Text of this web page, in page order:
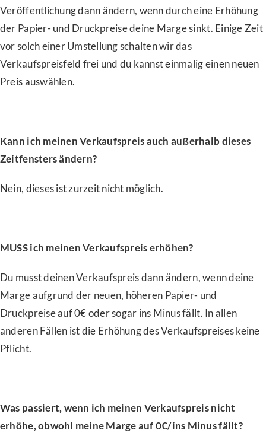
Veröffentlichung dann ändern, wenn durch eine Erhöhung
der Papier- und Druckpreise deine Marge sinkt. Einige Zeit
vor solch einer Umstellung schalten wir das
Verkaufspreisfeld frei und du kannst einmalig einen neuen
Preis auswählen.
Kann ich meinen Verkaufspreis auch außerhalb dieses
Zeitfensters ändern?
Nein, dieses ist zurzeit nicht möglich.
MUSS ich meinen Verkaufspreis erhöhen?
Du musstdeinen Verkaufspreis dann ändern, wenn deine
Marge aufgrund der neuen, höheren Papier- und
Druckpreise auf 0€ oder sogar ins Minus fällt. In allen
anderen Fällen ist die Erhöhung des Verkaufspreises keine
Pflicht.
Was passiert, wenn ich meinen Verkaufspreis nicht
erhöhe, obwohl meine Marge auf 0€/ins Minus fällt?